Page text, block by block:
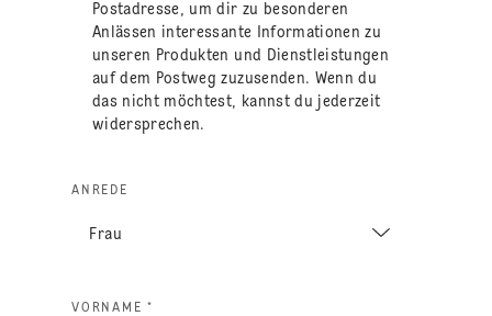
Postadresse, um dir zu besonderen
Anlässen interessante Informationen zu
unseren Produkten und Dienstleistungen
auf dem Postweg zuzusenden. Wenn du
das nicht möchtest, kannst du jederzeit
widersprechen.
ANREDE
VORNAME *